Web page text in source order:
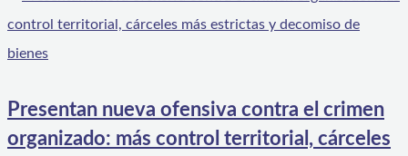
Presentan nueva ofensiva contra el crimen
organizado: más control territorial, cárceles